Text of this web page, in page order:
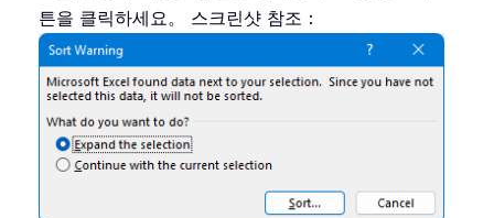
튼을 클릭하세요。 스크린샷 참조：